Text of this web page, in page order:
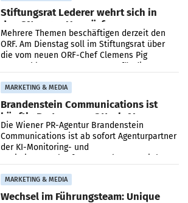
Stiftungsrat Lederer wehrt sich in
den SN gegen Vorwürfe
Mehrere Themen beschäftigen derzeit den
ORF. Am Dienstag soll im Stiftungsrat über
die vom neuen ORF-Chef Clemens Pig
vorgeschlagenen Besetzungen für die
MARKETING & MEDIA
Brandenstein Communications ist
künftig Partner von OtterlyAI
Die Wiener PR-Agentur Brandenstein
Communications ist ab sofort Agenturpartner
der KI-Monitoring- und
Optimierungsplattform OtterlyAI. Damit baut
MARKETING & MEDIA
Wechsel im Führungsteam: Unique